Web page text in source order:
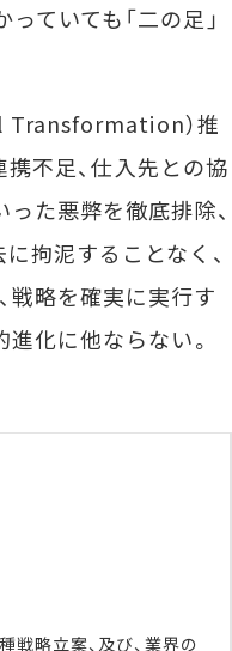
ていても「二の足」
Transformation）推
携不足、仕入先との協
た悪弊を徹底排除、
拘泥することなく、
戦略を確実に実行す
化に他ならない。
戦略立案、及び、業界の